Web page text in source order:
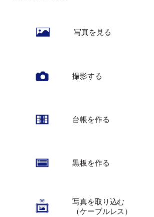
写真を見る
撮影する
台帳を作る
黒板を作る
写真を取り込む
（ケーブルレス）